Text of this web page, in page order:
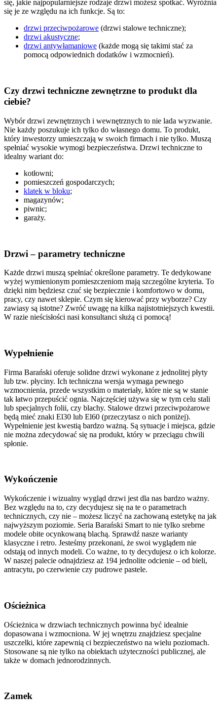
się, jakie najpopularniejsze rodzaje drzwi możesz spotkać. Wyróżnia
się je ze względu na ich funkcje. Są to:
drzwi przeciwpożarowe (drzwi stalowe techniczne);
drzwi akustyczne;
drzwi antywłamaniowe (każde mogą się takimi stać za
pomocą odpowiednich dodatków i wzmocnień).
Czy drzwi techniczne zewnętrzne to produkt dla
ciebie?
Wybór drzwi zewnętrznych i wewnętrznych to nie lada wyzwanie.
Nie każdy poszukuje ich tylko do własnego domu. To produkt,
który inwestorzy umieszczają w swoich firmach i nie tylko. Muszą
spełniać wysokie wymogi bezpieczeństwa. Drzwi techniczne to
idealny wariant do:
kotłowni;
pomieszczeń gospodarczych;
klatek w bloku;
magazynów;
piwnic;
garaży.
Drzwi – parametry techniczne
Każde drzwi muszą spełniać określone parametry. Te dedykowane
wyżej wymienionym pomieszczeniom mają szczególne kryteria. To
dzięki nim będziesz czuć się bezpiecznie i komfortowo w domu,
pracy, czy nawet sklepie. Czym się kierować przy wyborze? Czy
zawiasy są istotne? Zwróć uwagę na kilka najistotniejszych kwestii.
W razie nieścisłości nasi konsultanci służą ci pomocą!
Wypełnienie
Firma Barański oferuje solidne drzwi wykonane z jednolitej płyty
lub tzw. płyciny. Ich techniczna wersja wymaga pewnego
wzmocnienia, przede wszystkim o materiały, które nie są w stanie
tak łatwo przepuścić ognia. Najczęściej używa się w tym celu stali
lub specjalnych folii, czy blachy. Stalowe drzwi przeciwpożarowe
będą mieć znaki El30 lub El60 (przeczytasz o nich poniżej).
Wypełnienie jest kwestią bardzo ważną. Są sytuacje i miejsca, gdzie
nie można zdecydować się na produkt, który w przeciągu chwili
spłonie.
Wykończenie
Wykończenie i wizualny wygląd drzwi jest dla nas bardzo ważny.
Bez względu na to, czy decydujesz się na te o parametrach
technicznych, czy nie – możesz liczyć na zachowaną estetykę na jak
najwyższym poziomie. Seria Barański Smart to nie tylko srebrne
modele obite ocynkowaną blachą. Sprawdź nasze warianty
klasyczne i retro. Jesteśmy przekonani, że swoi wyglądem nie
odstają od innych modeli. Co ważne, to ty decydujesz o ich kolorze.
W naszej palecie odnajdziesz aż 194 jednolite odcienie – od bieli,
antracytu, po czerwienie czy pudrowe pastele.
Ościeżnica
Ościeżnica w drzwiach technicznych powinna być idealnie
dopasowana i wzmocniona. W jej wnętrzu znajdziesz specjalne
uszczelki, które zapewnią ci bezpieczeństwo na wielu poziomach.
Stosowane są nie tylko na obiektach użyteczności publicznej, ale
także w domach jednorodzinnych.
Zamek